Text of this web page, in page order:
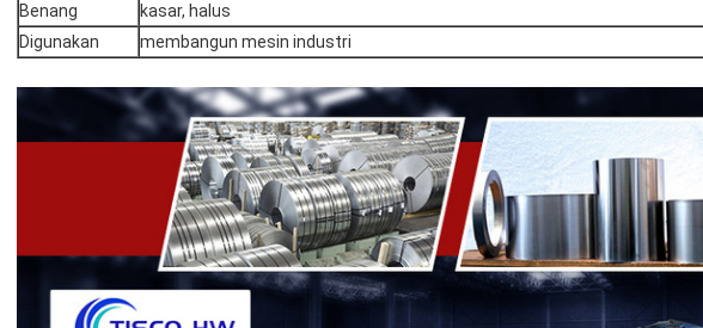
Benang
kasar, halus
Digunakan
membangun mesin industri